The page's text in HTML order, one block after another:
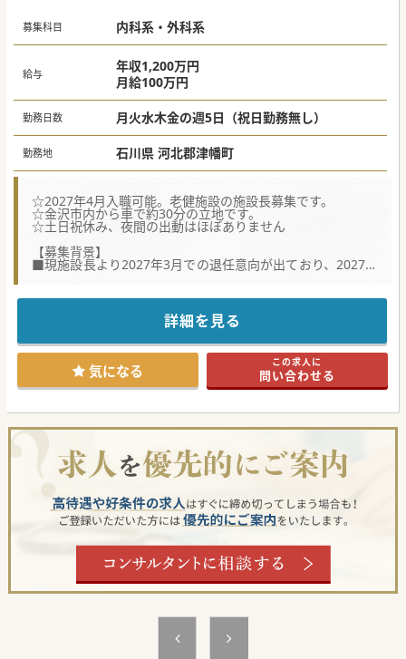
ます。
■日本における医療や社会的な課題の解決に積極的に取り組
募集科目 内科系・外科系
給与
年収1,200万円
月給100万円
勤務日数 月火水木金の週5日（祝日勤務無し）
勤務地 石川県 河北郡津幡町
☆2027年4月入職可能。老健施設の施設長募集です。
☆金沢市内から車で約30分の立地です。
☆土日祝休み、夜間の出動はほぼありません
【募集背景】
■現施設長より2027年3月での退任意向が出ており、2027年
4月からご入職いただける後任施設長の募集となります。
や老健施設でのご勤務経験が無くてもご応募いただけます。
■法人としての定年は60歳、再雇用70歳と定めております
が、ご健康であれば定年を超えたご年齢でもご応募いただけ
ます。
【業務内容】
■老健施設の入所者の回診、処方がメインとなりますが、施
設長として会議参加や主治医意見書作成等の業務もございま
■勤務時間内で併設した特別養護老人ホームにおける健康診
察も、嘱託医が出務日以外の日程でお願いする場合がござい
■オンコール対応はお願いしておりますが、看護師はできる
だけコールを減らしたい意向ですので、実際の件数は少ない
です。
【医療機関情報】
■グループ法人として、北陸エリアに医療機関、特別養護老
人ホーム、介護老人保健施設等を運営しております。
■特別養護老人ホームが併設されているため、介護老人保健
施設には終末期の入居様はおらず、お看取りはほぼありませ
■入所定員100名未満の施設ですが、常勤の介護スタッフが
多く配置されており、急な呼び出しも少なく穏やかな環境で
詳細を見る
気になる この求人に
問い合わせる